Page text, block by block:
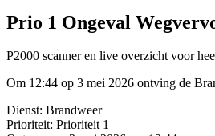
Prio 1 Ongeval
P2000 scanner en live overzicht voor
Om 12:44 op 3 mei 2026 ontving de
Dienst: Brandweer
Prioriteit: Prioriteit 1